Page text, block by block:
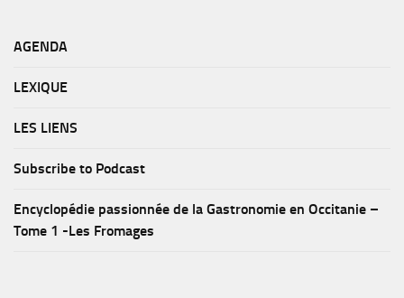
AGENDA
LEXIQUE
LES LIENS
Subscribe to Podcast
Encyclopédie passionnée de la Gastronomie en Occitanie –
Tome 1 -Les Fromages